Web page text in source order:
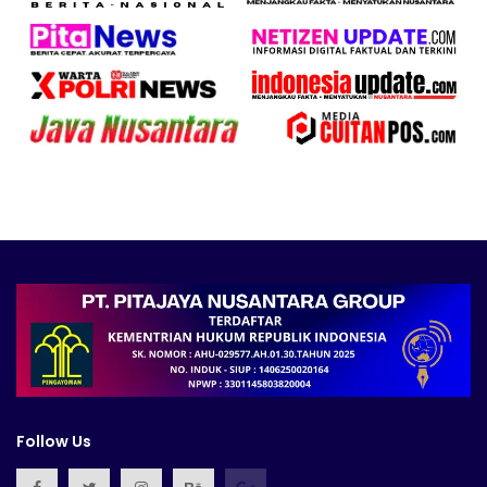
Follow Us